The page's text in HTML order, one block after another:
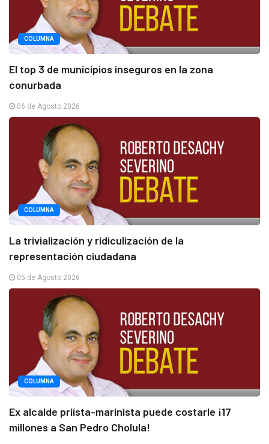
COLUMNA
El top 3 de municipios inseguros en la zona
conurbada
06 de Agosto 2026
COLUMNA
La trivialización y ridiculización de la
representación ciudadana
05 de Agosto 2026
COLUMNA
Ex alcalde priísta-marinista puede costarle ¡17
millones a San Pedro Cholula!